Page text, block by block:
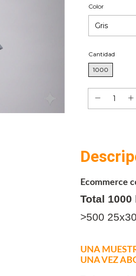
Color
Cantidad
1000
Ecommerce
Total 1000
>500
UNA
UNA VEZ